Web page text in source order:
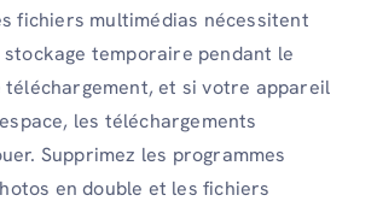
fichiers multimédias nécessitent
stockage temporaire pendant le
téléchargement, et si votre appareil
les téléchargements
Supprimez les programmes
en double et les fichiers